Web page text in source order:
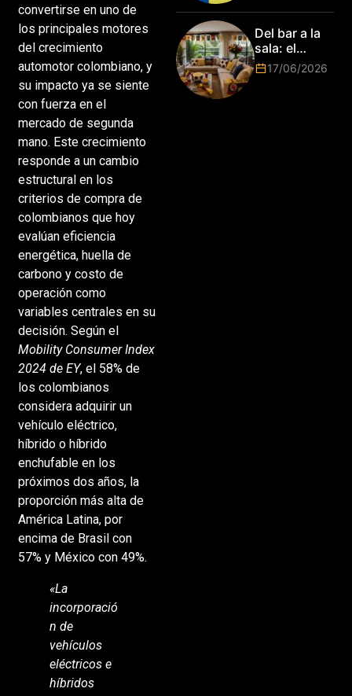
convertirse en uno de
los principales motores
del crecimiento
automotor colombiano, y
su impacto ya se siente
con fuerza en el
mercado de segunda
mano. Este crecimiento
responde a un cambio
estructural en los
criterios de compra de
colombianos que hoy
evalúan eficiencia
energética, huella de
carbono y costo de
operación como
variables centrales en su
decisión. Según el
Mobility Consumer Index
2024 de EY, el 58% de
los colombianos
considera adquirir un
vehículo eléctrico,
híbrido o híbrido
enchufable en los
próximos dos años, la
proporción más alta de
América Latina, por
encima de Brasil con
57% y México con 49%.
«La
incorporació
n de
vehículos
eléctricos e
híbridos
Mundo de
Park de Roma
2026!
Del bar a la
sala: el
Mundial
2026 vuelve
17/06/2026